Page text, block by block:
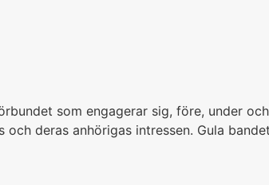
som engagerar sig, före, under
och deras anhörigas intressen. Gula